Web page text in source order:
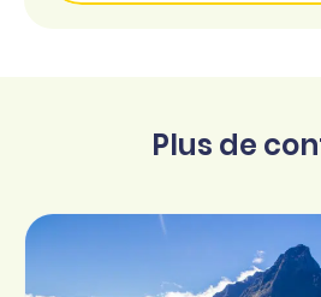
Plus de